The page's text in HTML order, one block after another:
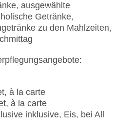
ausgewählte
Getränke,
zu den Mahlzeiten,
à la carte
à la carte
inklusive, Eis, bei All